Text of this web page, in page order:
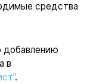
средства
добавлению
в
.